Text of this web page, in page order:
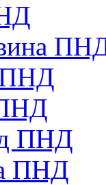
ПНД
ПНД